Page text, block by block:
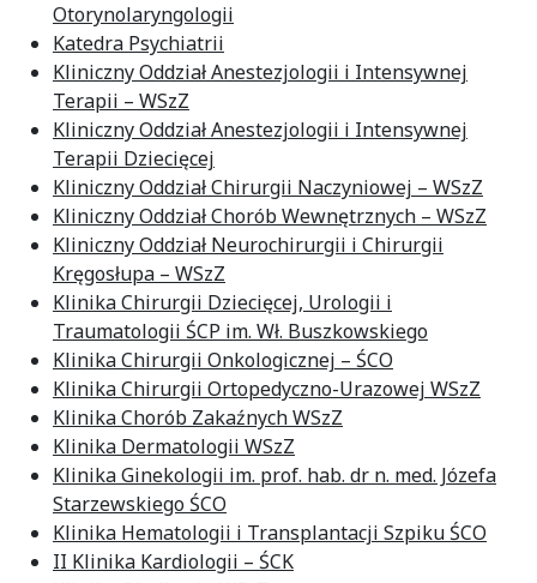
Otorynolaryngologii
Katedra Psychiatrii
Kliniczny Oddział Anestezjologii i Intensywnej
Terapii – WSzZ
Kliniczny Oddział Anestezjologii i Intensywnej
Terapii Dziecięcej
Kliniczny Oddział Chirurgii Naczyniowej – WSzZ
Kliniczny Oddział Chorób Wewnętrznych – WSzZ
Kliniczny Oddział Neurochirurgii i Chirurgii
Kręgosłupa – WSzZ
Klinika Chirurgii Dziecięcej, Urologii i
Traumatologii ŚCP im. Wł. Buszkowskiego
Klinika Chirurgii Onkologicznej – ŚCO
Klinika Chirurgii Ortopedyczno-Urazowej WSzZ
Klinika Chorób Zakaźnych WSzZ
Klinika Dermatologii WSzZ
Klinika Ginekologii im. prof. hab. dr n. med. Józefa
Starzewskiego ŚCO
Klinika Hematologii i Transplantacji Szpiku ŚCO
II Klinika Kardiologii – ŚCK